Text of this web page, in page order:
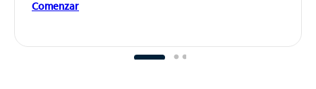
Comenzar